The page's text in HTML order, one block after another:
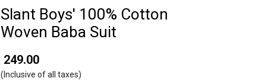
Slant Boys' 100% Cotton
Woven Baba Suit
₹ 249.00
(Inclusive of all taxes)